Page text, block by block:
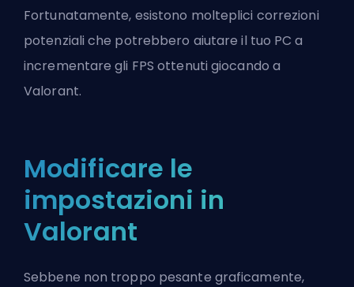
Fortunatamente, esistono molteplici correzioni
potenziali che potrebbero aiutare il tuo PC a
incrementare gli FPS ottenuti giocando a
Valorant.
Modificare le
impostazioni in
Valorant
Sebbene non troppo pesante graficamente,